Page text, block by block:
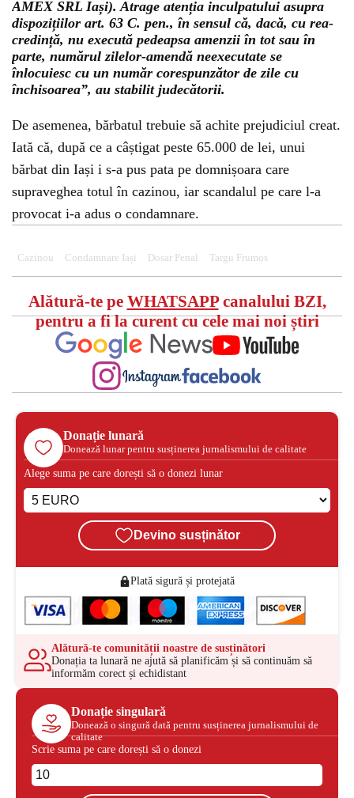
AMEX SRL Iași). Atrage atenția inculpatului asupra
dispozițiilor art. 63 C. pen., în sensul că, dacă, cu rea-
credință, nu execută pedeapsa amenzii în tot sau în
parte, numărul zilelor-amendă neexecutate se
înlocuiesc cu un număr corespunzător de zile cu
închisoarea”, au stabilit judecătorii.
De asemenea, bărbatul trebuie să achite prejudiciul creat.
Iată că, după ce a câștigat peste 65.000 de lei, unui
bărbat din Iași i s-a pus pata pe domnișoara care
supraveghea totul în cazinou, iar scandalul pe care l-a
provocat i-a adus o condamnare.
Cazinou Condamnare Iași Dosar Penal Targu Frumos
Alătură-te pe WHATSAPPcanalului BZI,
pentru a fi la curent cu cele mai noi știri
Donație lunară
Donează lunar pentru susținerea jurnalismului de calitate
Alege suma pe care dorești să o donezi lunar
Devino susținător
Plată sigură și protejată
Alătură-te comunității noastre de susținători
Donația ta lunară ne ajută să planificăm și să continuăm să
informăm corect și echidistant
Donație singulară
Donează o singură dată pentru susținerea jurnalismului de
calitate
Scrie suma pe care dorești să o donezi